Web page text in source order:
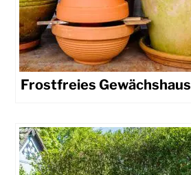
Frostfreies Gewächshaus